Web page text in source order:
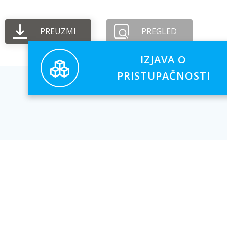
PREUZMI PREGLED
IZJAVA O
PRISTUPAČNOSTI